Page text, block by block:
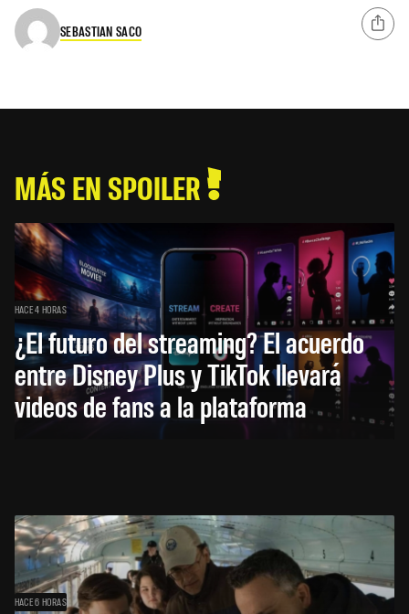
SEBASTIAN SACO
MÁS EN SPOILER
HACE 4 HORAS
¿El futuro del streaming? El acuerdo
entre Disney Plus y TikTok llevará
videos de fans a la plataforma
HACE 6 HORAS